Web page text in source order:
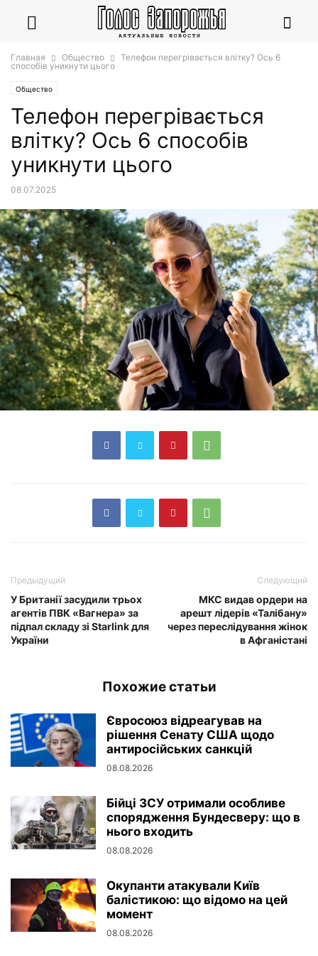
Главная Общество
Телефон перегрівається влітку? Ось 6
способів уникнути цього
Общество
Телефон перегрівається
влітку? Ось 6 способів
уникнути цього
08.07.2025
Предыдущий
У Британії засудили трьох
агентів ПВК «Вагнера» за
підпал складу зі Starlink для
України
Следующий
МКС видав ордери на
арешт лідерів «Талібану»
через переслідування жінок
в Афганістані
Похожие статьи
Євросоюз відреагував на
рішення Сенату США щодо
антиросійських санкцій
08.08.2026
Бійці ЗСУ отримали особливе
спорядження Бундесверу: що в
нього входить
08.08.2026
Окупанти атакували Київ
балістикою: що відомо на цей
момент
08.08.2026